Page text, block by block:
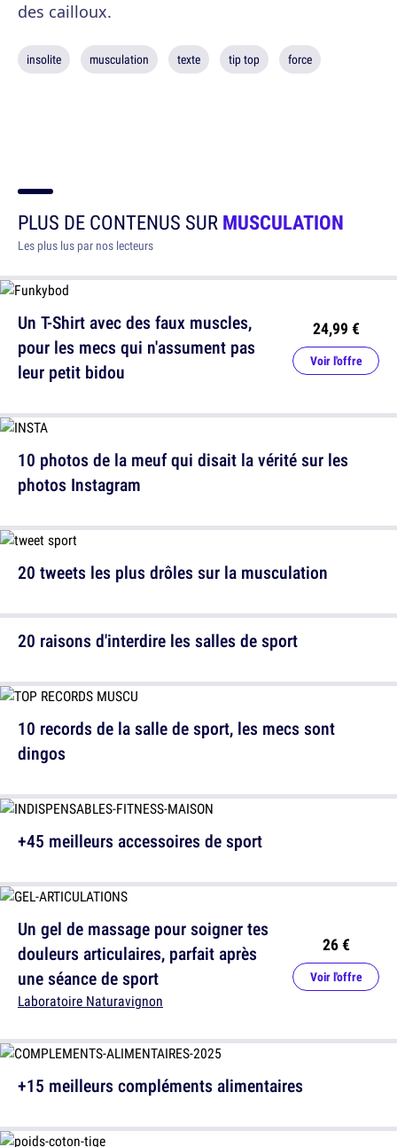
des cailloux.
insolite musculation texte tip top force
PLUS DE CONTENUS SURMUSCULATION
Les plus lus par nos lecteurs
Un T-Shirt avec des faux muscles,
pour les mecs qui n'assument pas
leur petit bidou
24,99 €
Voir l'offre
20 tweets les plus drôles sur la musculation
10 records de la salle de sport, les mecs sont
dingos
Un gel de massage pour soigner tes
douleurs articulaires, parfait après
une séance de sport
Laboratoire Naturavignon
26 €
Voir l'offre
10 photos de la meuf qui disait la vérité sur les
photos Instagram
20 raisons d'interdire les salles de sport
+45 meilleurs accessoires de sport
+15 meilleurs compléments alimentaires